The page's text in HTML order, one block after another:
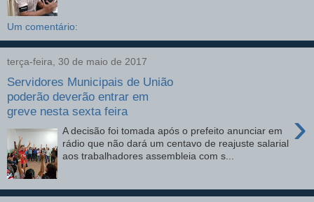
Um comentário:
terça-feira, 30 de maio de 2017
Servidores Municipais de União
poderão deverão entrar em
greve nesta sexta feira
›
A decisão foi tomada após o prefeito anunciar em
rádio que não dará um centavo de reajuste salarial
aos trabalhadores assembleia com s...